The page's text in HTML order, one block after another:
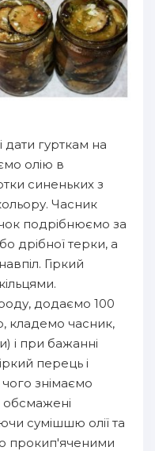
гурткам на
олію в
синеньких з
Часник
подрібнюємо за
дрібної терки, а
Гіркий
додаємо 100
кладемо часник,
і при бажанні
перець і
знімаємо
сумішшю олії та
прокип'яченими